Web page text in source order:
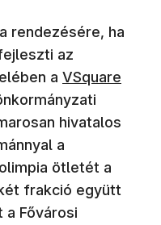
rendezésére, ha
az
a VSquare
hivatalos
a
ötletét a
frakció együtt
Fővárosi